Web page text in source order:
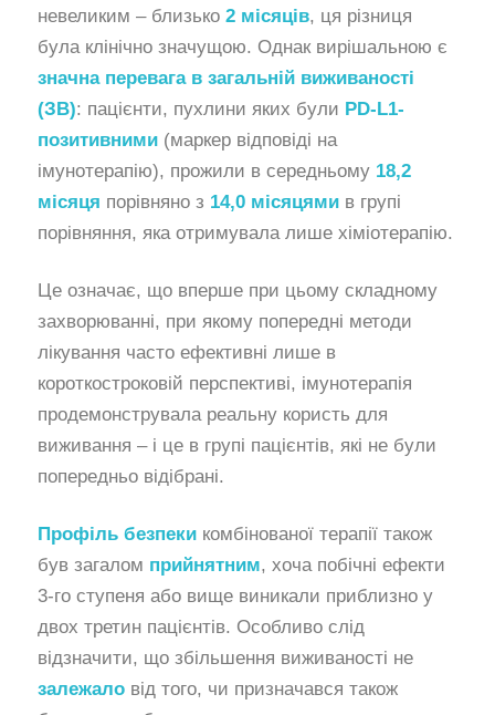
невеликим – близько 2 місяців, ця різниця
була клінічно значущою. Однак вирішальною є
значна перевага в загальній виживаності
(ЗВ): пацієнти, пухлини яких були PD-L1-
позитивними (маркер відповіді на
імунотерапію), прожили в середньому 18,2
місяця порівняно з 14,0 місяцями в групі
порівняння, яка отримувала лише хіміотерапію.
Це означає, що вперше при цьому складному
захворюванні, при якому попередні методи
лікування часто ефективні лише в
короткостроковій перспективі, імунотерапія
продемонструвала реальну користь для
виживання – і це в групі пацієнтів, які не були
попередньо відібрані.
Профіль безпеки комбінованої терапії також
був загалом прийнятним, хоча побічні ефекти
3-го ступеня або вище виникали приблизно у
двох третин пацієнтів. Особливо слід
відзначити, що збільшення виживаності не
залежало від того, чи призначався також